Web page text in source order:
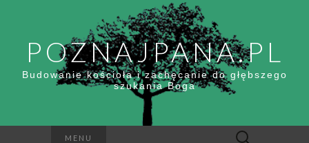
POZNAJPANA.PL
Budowanie kościoła i zachęcanie do głębszego
szukania Boga
MENU Szukaj: